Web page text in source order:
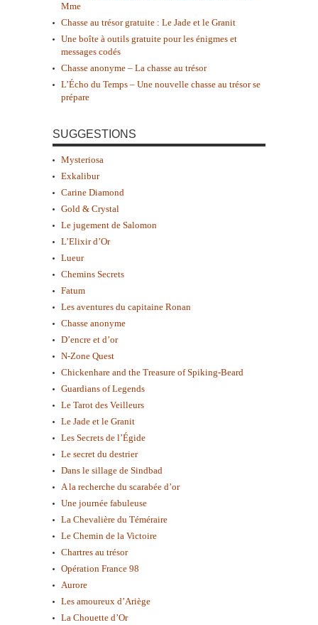
Mme
Chasse au trésor gratuite : Le Jade et le Granit
Une boîte à outils gratuite pour les énigmes et
messages codés
Chasse anonyme – La chasse au trésor
L’Écho du Temps – Une nouvelle chasse au trésor se
prépare
SUGGESTIONS
Mysteriosa
Exkalibur
Carine Diamond
Gold & Crystal
Le jugement de Salomon
L’Elixir d’Or
Lueur
Chemins Secrets
Fatum
Les aventures du capitaine Ronan
Chasse anonyme
D’encre et d’or
N-Zone Quest
Chickenhare and the Treasure of Spiking-Beard
Guardians of Legends
Le Tarot des Veilleurs
Le Jade et le Granit
Les Secrets de l’Égide
Le secret du destrier
Dans le sillage de Sindbad
A la recherche du scarabée d’or
Une journée fabuleuse
La Chevalière du Téméraire
Le Chemin de la Victoire
Chartres au trésor
Opération France 98
Aurore
Les amoureux d’Ariège
La Chouette d’Or